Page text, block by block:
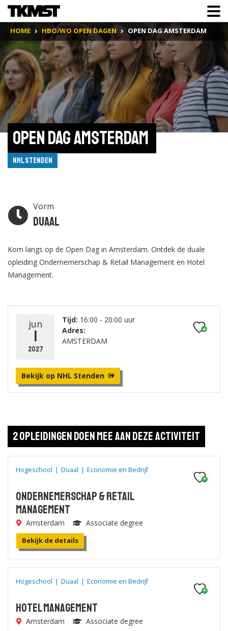
HOME HBO/WO OPEN DAGEN OPEN DAG AMSTERDAM
Open Dag Amsterdam
NHL Stenden
Vorm
Duaal
Kom langs op de Open Dag in Amsterdam. Ontdek de duale
opleiding Ondernemerschap & Retail Management en Hotel
Management.
jun
1
2027
Tijd: 16:00 - 20:00 uur
Adres:
AMSTERDAM
Bekijk op NHL Stenden
2 opleidingen doen mee aan deze activiteit
Hogeschool | Duaal | Economie en Bedrijf
Ondernemerschap & Retail
Management
Amsterdam Associate degree
Bekijk de details
Hogeschool | Duaal | Economie en Bedrijf
Hotel Management
Amsterdam Associate degree